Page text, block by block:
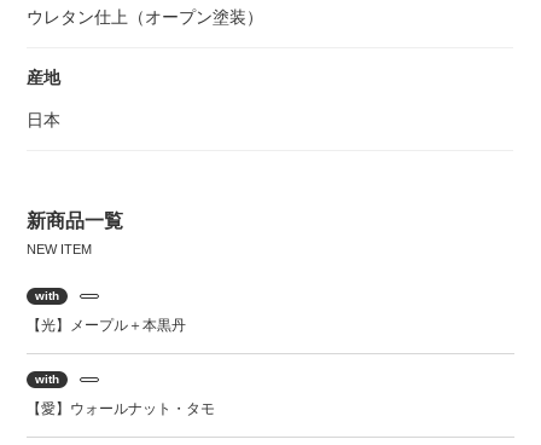
ウレタン仕上（オープン塗装）
産地
日本
新商品一覧
with
【光】メープル＋本黒丹
with
【愛】ウォールナット・タモ